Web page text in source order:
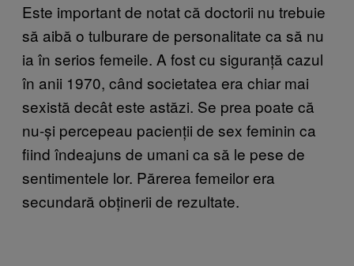
Este important de notat că doctorii nu trebuie
să aibă o tulburare de personalitate ca să nu
ia în serios femeile. A fost cu siguranță cazul
în anii 1970, când societatea era chiar mai
sexistă decât este astăzi. Se prea poate că
nu-și percepeau pacienții de sex feminin ca
fiind îndeajuns de umani ca să le pese de
sentimentele lor. Părerea femeilor era
secundară obținerii de rezultate.